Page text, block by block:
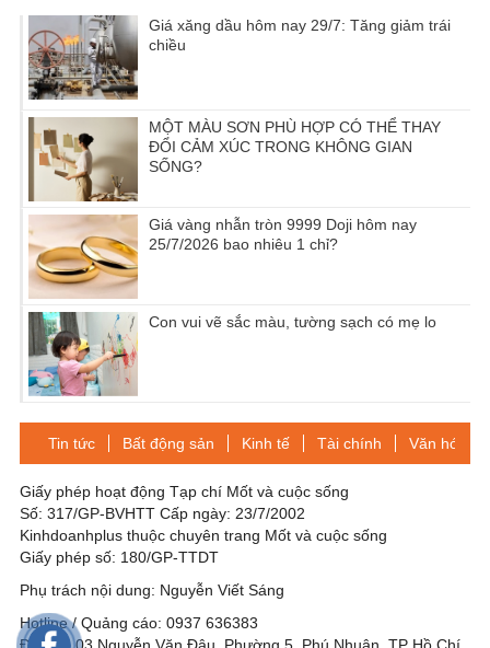
Giá xăng dầu hôm nay 29/7: Tăng giảm trái
chiều
MỘT MÀU SƠN PHÙ HỢP CÓ THỂ THAY
ĐỔI CẢM XÚC TRONG KHÔNG GIAN
SỐNG?
Giá vàng nhẫn tròn 9999 Doji hôm nay
25/7/2026 bao nhiêu 1 chỉ?
Con vui vẽ sắc màu, tường sạch có mẹ lo
Tin tức Bất động sản Kinh tế Tài chính Văn hóa-
Giấy phép hoạt động Tạp chí Mốt và cuộc sống
Số: 317/GP-BVHTT Cấp ngày: 23/7/2002
Kinhdoanhplus thuộc chuyên trang Mốt và cuộc sống
Giấy phép số: 180/GP-TTDT
Phụ trách nội dung: Nguyễn Viết Sáng
Hotline / Quảng cáo: 0937 636383